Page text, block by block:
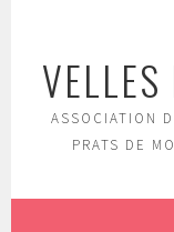
contenu
principal
ASSOCIATION
PRATS DE